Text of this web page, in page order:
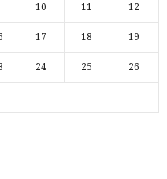
10 11 12
17 18 19
24 25 26